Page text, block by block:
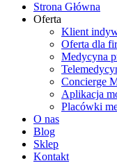
Strona Główna
Oferta
Klient
Oferta dla
Medycyna
Concierge
Aplikacja
Placówki
O nas
Blog
Sklep
Kontakt